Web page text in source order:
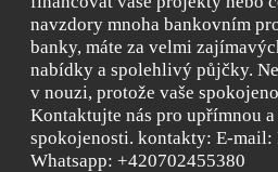
navzdory mnoha bankovním
banky, máte za velmi
nabídky a spolehlivý půjčky.
v nouzi, protože vaše
Kontaktujte nás pro upřímnou
spokojenosti. kontakty: E-
Whatsapp: +420702455380